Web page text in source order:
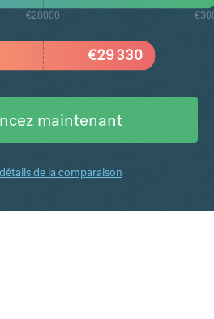
€28000
€29 330
maintenant
de la comparaison